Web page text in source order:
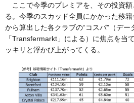
ここで今季のプレミアを、その投資
る。今季のスカッド全員にかかった移
から算出した各クラブの“コスパ”（デー
「Transfermarkt」による）に焦点を当
ッキリと浮かび上がってくる。